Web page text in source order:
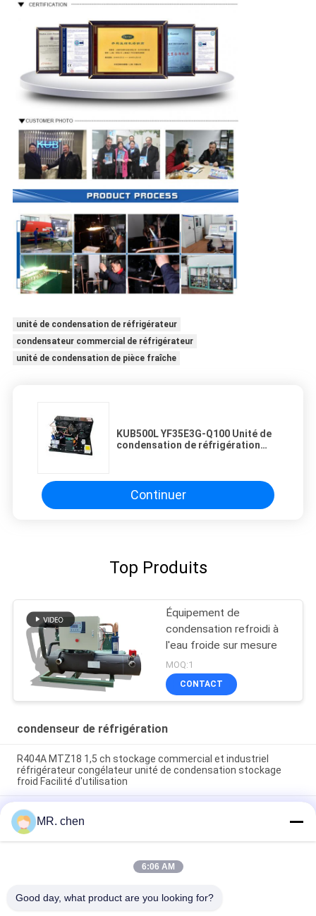
unité de condensation de réfrigérateur
condensateur commercial de réfrigérateur
unité de condensation de pièce fraîche
KUB500L YF35E3G-Q100 Unité de
condensation de réfrigération
Continuer
Top Produits
Équipement de
condensation refroidi à
l'eau froide sur mesure
MOQ:1
CONTACT
condenseur de réfrigération
R404A MTZ18 1,5 ch stockage commercial et industriel
réfrigérateur congélateur unité de condensation stockage
froid Facilité d'utilisation
BFS51 Chambre froide fiable Compresseur semi-hermétique
Unité de condensation de stockage à froid Unité de
réfrigération facile à utiliser
5HP to 25HP Cold Room Condensing Unit Box Type
Refrigeration Unit air Cooled Condensing Low-noise
MR. chen
6:06 AM
Good day, what product are you looking for?